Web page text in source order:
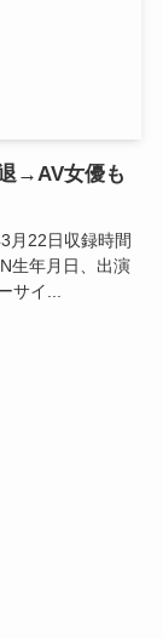
→AV女優も
月22日収録時間
生年月日、出演
サイ...